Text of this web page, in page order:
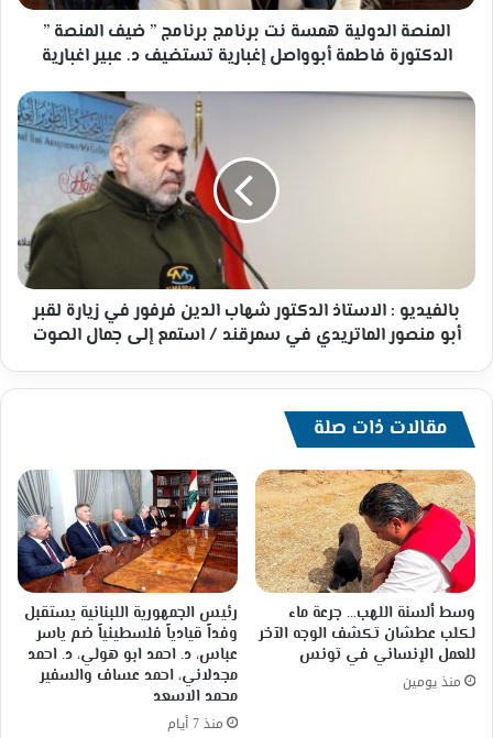
المنصة
الدكتورة
أبوواصل
المنصة الدولية همسة نت برنامج برنامج ” ضيف المنصة ”
الدكتورة فاطمة أبوواصل إغبارية تستضيف د. عبير اغبارية
بالفيديو
زيارة
لقبر
أبو
الماتريدي
سمرقند
/
استمع
إلى
جمال
الصوت
بالفيديو : الاستاذ الدكتور شهاب الدين فرفور في زيارة لقبر
أبو منصور الماتريدي في سمرقند / استمع إلى جمال الصوت
مقالات ذات صلة
وسط ألسنة اللهب… جرعة ماء
لكلب عطشان تكشف الوجه الآخر
للعمل الإنساني في تونس
منذ يومين
رئيس الجمهورية اللبنانية يستقبل
وفداً قيادياً فلسطينياً ضم ياسر
عباس، د. احمد ابو هولي، د. احمد
مجدلاني، احمد عساف والسفير
محمد الاسعد
منذ 7 أيام